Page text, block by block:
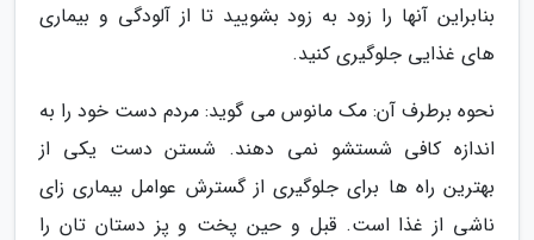
بنابراین آنها را زود به زود بشویید تا از آلودگی و بیماری
های غذایی جلوگیری کنید.
نحوه برطرف آن: مک مانوس می گوید: مردم دست خود را به
اندازه کافی شستشو نمی دهند. شستن دست یکی از
بهترین راه ها برای جلوگیری از گسترش عوامل بیماری زای
ناشی از غذا است. قبل و حین پخت و پز دستان تان را